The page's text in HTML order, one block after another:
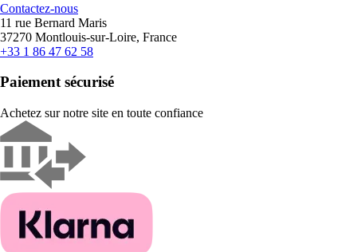
Contactez-nous
11 rue Bernard Maris
37270 Montlouis-sur-Loire, France
+33 1 86 47 62 58
Paiement sécurisé
Achetez sur notre site en toute confiance